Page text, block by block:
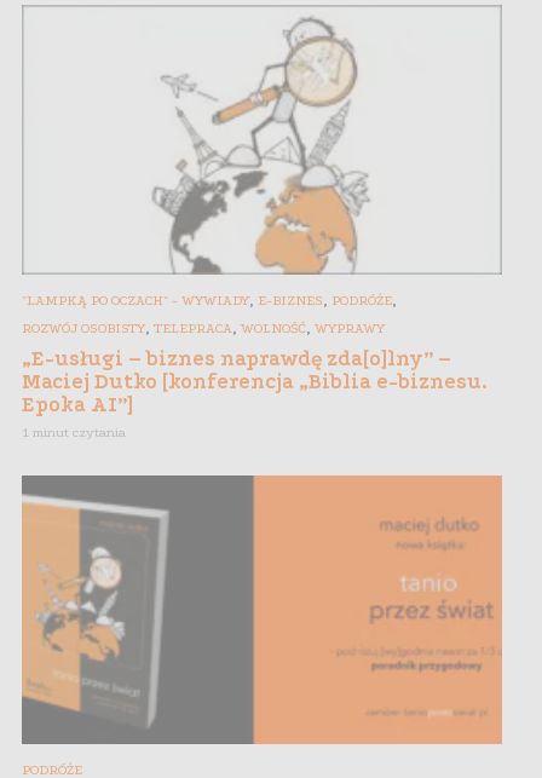
"LAMPKĄ PO OCZACH" - WYWIADY, E-BIZNES PODRÓŻE
ROZWÓJ OSOBISTY, TELEPRACA WOLNOŚĆ WYPRAWY
„E-usługi – biznes naprawdę zda[o]lny” –
Maciej Dutko [konferencja „Biblia e-biznesu.
Epoka AI”]
1 minut czytania
PODRÓŻE